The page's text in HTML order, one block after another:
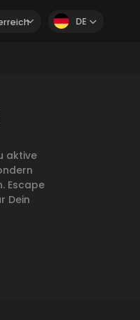
DE
aktive
Escape
Dein